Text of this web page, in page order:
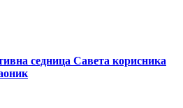
седница Савета корисника